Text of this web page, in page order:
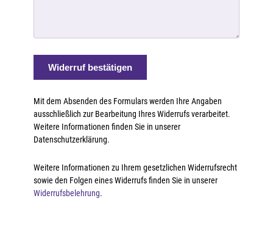
Widerruf bestätigen
Mit dem Absenden des Formulars werden Ihre Angaben
ausschließlich zur Bearbeitung Ihres Widerrufs verarbeitet.
Weitere Informationen finden Sie in unserer
Datenschutzerklärung.
Weitere Informationen zu Ihrem gesetzlichen Widerrufsrecht
sowie den Folgen eines Widerrufs finden Sie in unserer
Widerrufsbelehrung.